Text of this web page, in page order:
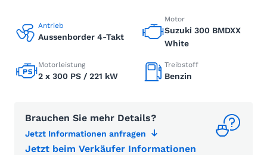
Antrieb
Aussenborder 4-Takt
Motor
Suzuki 300 BMDXX
White
Motorleistung
2 x 300 PS / 221 kW
Treibstoff
Benzin
Brauchen Sie mehr Details?
Jetzt Informationen anfragen
Jetzt beim Verkäufer Informationen